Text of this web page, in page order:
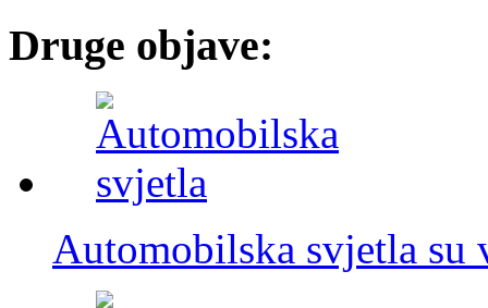
Druge objave:
Automobilska svjetla